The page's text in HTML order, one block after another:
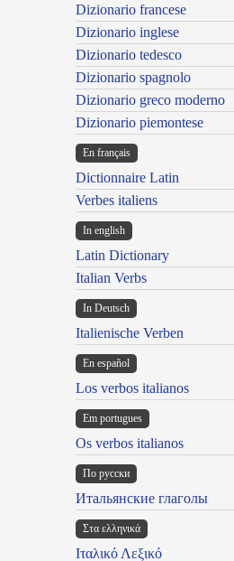
Dizionario francese
Dizionario inglese
Dizionario tedesco
Dizionario spagnolo
Dizionario greco moderno
Dizionario piemontese
En français
Dictionnaire Latin
Verbes italiens
In english
Latin Dictionary
Italian Verbs
In Deutsch
Italienische Verben
En español
Los verbos italianos
Em portugues
Os verbos italianos
По русски
Итальянские глаголы
Στα ελληνικά
Ιταλικό Λεξικό